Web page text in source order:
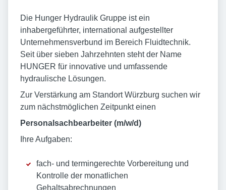
Die Hunger Hydraulik Gruppe ist ein
inhabergeführter, international aufgestellter
Unternehmensverbund im Bereich Fluidtechnik.
Seit über sieben Jahrzehnten steht der Name
HUNGER für innovative und umfassende
hydraulische Lösungen.
Zur Verstärkung am Standort Würzburg suchen wir
zum nächstmöglichen Zeitpunkt einen
Personalsachbearbeiter (m/w/d)
Ihre Aufgaben:
fach- und termingerechte Vorbereitung und
Kontrolle der monatlichen
Gehaltsabrechnungen